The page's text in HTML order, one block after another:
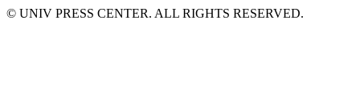
© UNIV PRESS CENTER. ALL RIGHTS RESERVED.